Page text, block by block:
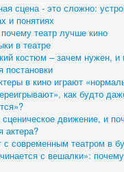
сцена - это сложно:
и понятиях
театр лучше кино
в театре
костюм – зачем нужен, и
постановки
в кино играют
как будто
сценическое движение, и
актера?
с современным театром в
с вешалки»: